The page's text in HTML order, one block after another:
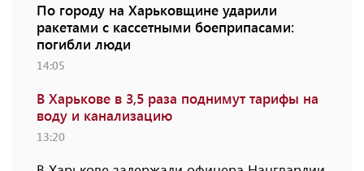
По городу на Харьковщине ударили
ракетами с кассетными боеприпасами:
погибли люди
14:05
В Харькове в 3,5 раза поднимут тарифы на
воду и канализацию
13:20